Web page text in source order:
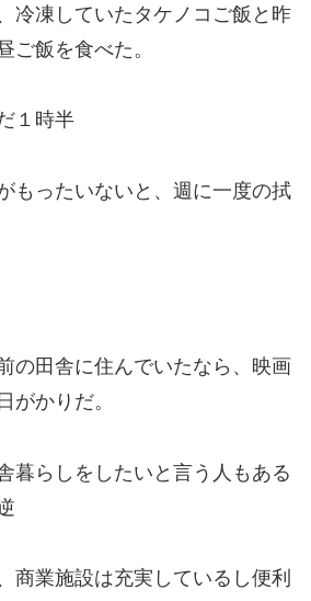
冷凍していたタケノコご飯と昨
ご飯を食べた。
１時半
もったいないと、週に一度の拭
の田舎に住んでいたなら、映画
がかりだ。
暮らしをしたいと言う人もある
商業施設は充実しているし便利